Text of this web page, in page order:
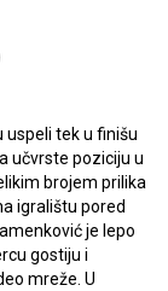
uspeli tek u finišu
učvrste poziciju u
brojem prilika
igralištu pored
je lepo
gostiju i
mreže. U